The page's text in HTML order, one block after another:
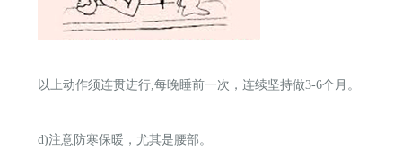
以上动作须连贯进行,每晚睡前一次，连续坚持做3-6个月。
d)注意防寒保暖，尤其是腰部。